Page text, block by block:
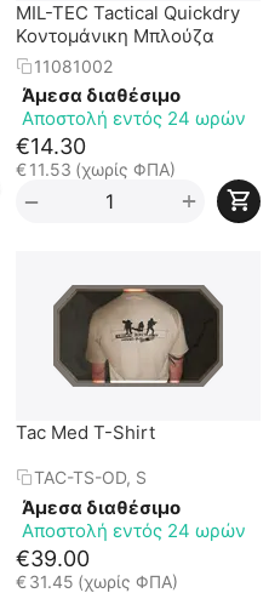
MIL-TEC Tactical Quickdry
Κοντομάνικη Μπλούζα
11081002
Άμεσα διαθέσιμο
Αποστολή εντός 24 ωρών
€14.30
€11.53 (χωρίς ΦΠΑ)
+
−
Tac Med T-Shirt
TAC-TS-OD, S
Άμεσα διαθέσιμο
Αποστολή εντός 24 ωρών
€39.00
€31.45 (χωρίς ΦΠΑ)